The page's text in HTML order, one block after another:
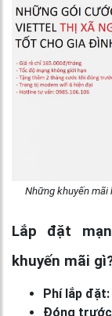
Những khuyến mãi
Lắp đặt
khuyến mãi
Phí lắp đặt:
Đóng